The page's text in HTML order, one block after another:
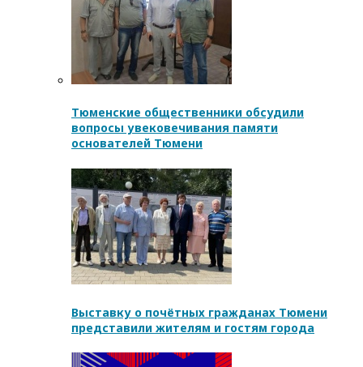
Тюменские общественники обсудили
вопросы увековечивания памяти
основателей Тюмени
Выставку о почётных гражданах Тюмени
представили жителям и гостям города